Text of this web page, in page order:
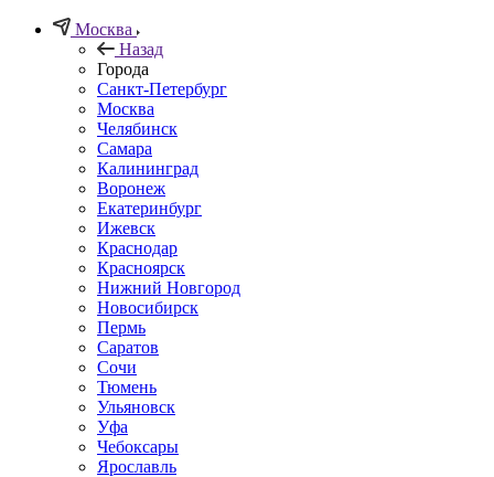
Москва
Назад
Города
Санкт-Петербург
Москва
Челябинск
Самара
Калининград
Воронеж
Екатеринбург
Ижевск
Краснодар
Красноярск
Нижний Новгород
Новосибирск
Пермь
Саратов
Сочи
Тюмень
Ульяновск
Уфа
Чебоксары
Ярославль